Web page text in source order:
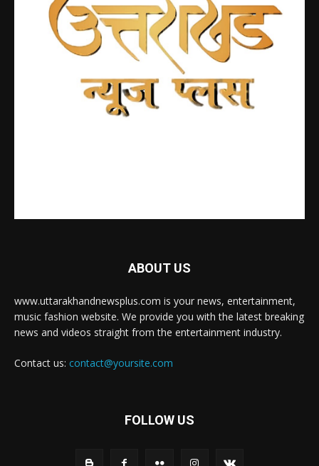
ABOUT US
www.uttarakhandnewsplus.com is your news, entertainment,
music fashion website. We provide you with the latest breaking
news and videos straight from the entertainment industry.
Contact us: contact@yoursite.com
FOLLOW US